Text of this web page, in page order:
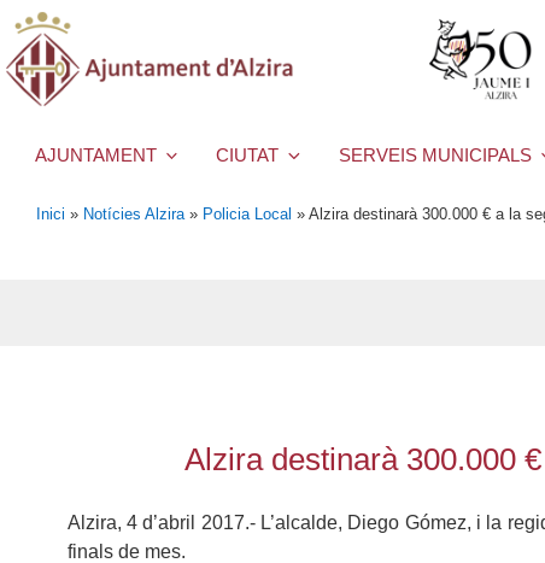
AJUNTAMENT CIUTAT SERVEIS MUNICIPALS
Inici » Notícies Alzira » Policia Local » Alzira destinarà 300.000 € a la
Alzira destinarà 300.000
Alzira, 4 d’abril 2017.- L’alcalde, Diego Gómez, i la
finals de mes.